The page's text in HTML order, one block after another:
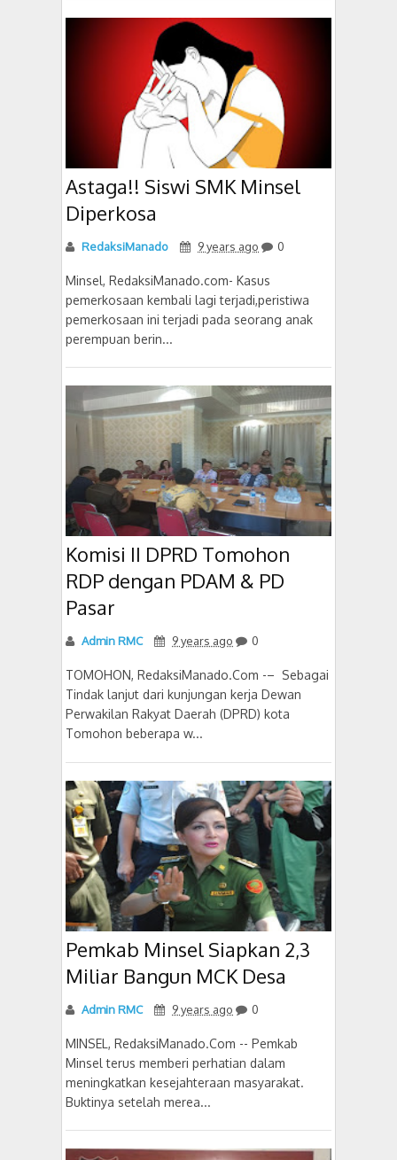
Astaga!! Siswi SMK Minsel
Diperkosa
RedaksiManado 9 years ago 0
Minsel, RedaksiManado.com- Kasus
pemerkosaan kembali lagi terjadi,peristiwa
pemerkosaan ini terjadi pada seorang anak
perempuan berin...
Komisi II DPRD Tomohon
RDP dengan PDAM & PD
Pasar
Admin RMC 9 years ago 0
TOMOHON, RedaksiManado.Com -– Sebagai
Tindak lanjut dari kunjungan kerja Dewan
Perwakilan Rakyat Daerah (DPRD) kota
Tomohon beberapa w...
Pemkab Minsel Siapkan 2,3
Miliar Bangun MCK Desa
Admin RMC 9 years ago 0
MINSEL, RedaksiManado.Com -- Pemkab
Minsel terus memberi perhatian dalam
meningkatkan kesejahteraan masyarakat.
Buktinya setelah merea...